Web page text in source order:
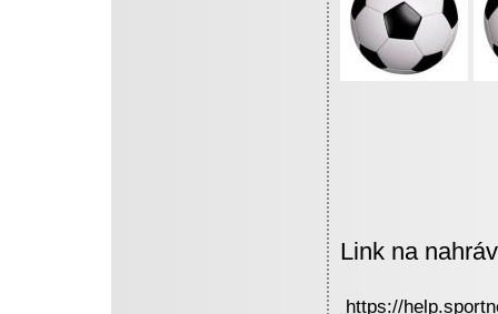
Link na
https://